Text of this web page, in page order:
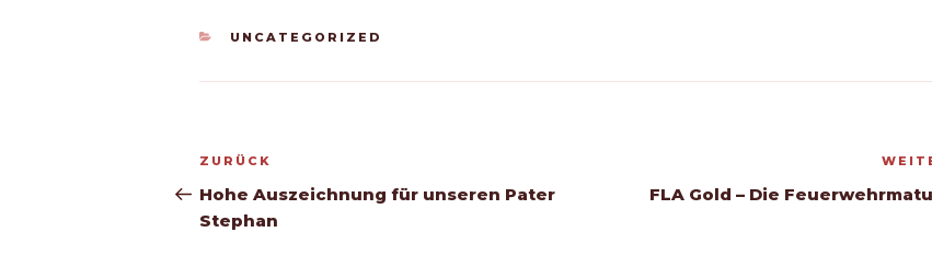
KATEGORIEN
UNCATEGORIZED
Beitragsnavigation
Vorheriger
Beitrag
ZURÜCK
Hohe Auszeichnung für unseren Pater
Stephan
FLA Gold – Die